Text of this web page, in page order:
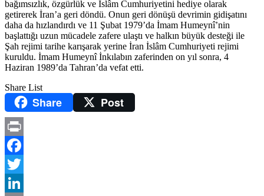
bağımsızlık, özgürlük ve İslâm Cumhuriyetini hediye olarak
getirerek İran’a geri döndü. Onun geri dönüşü devrimin gidişatını
daha da hızlandırdı ve 11 Şubat 1979’da İmam Humeynî’nin
başlattığı uzun mücadele zafere ulaştı ve halkın büyük desteği ile
Şah rejimi tarihe karışarak yerine İran İslâm Cumhuriyeti rejimi
kuruldu. İmam Humeynî İnkılabın zaferinden on yıl sonra, 4
Haziran 1989’da Tahran’da vefat etti.
Share List
Share Post
Print
Facebook
Twitter